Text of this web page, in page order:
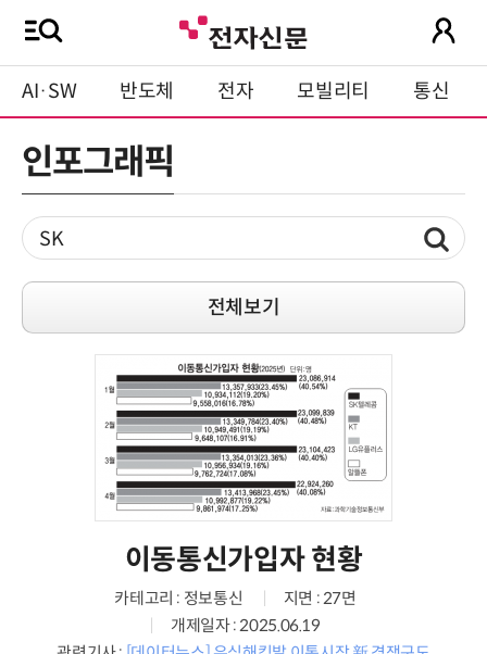
AI·SW 반도체 전자 모빌리티 통신
인포그래픽
전체보기
이동통신가입자 현황
카테고리 : 정보통신
지면 : 27면
개제일자 : 2025.06.19